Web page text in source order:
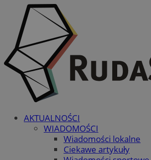
AKTUALNOŚCI
WIADOMOŚCI
Wiadomości lokalne
Ciekawe artykuły